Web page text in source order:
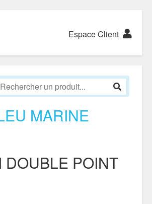
Espace Client
MARINE
POINT